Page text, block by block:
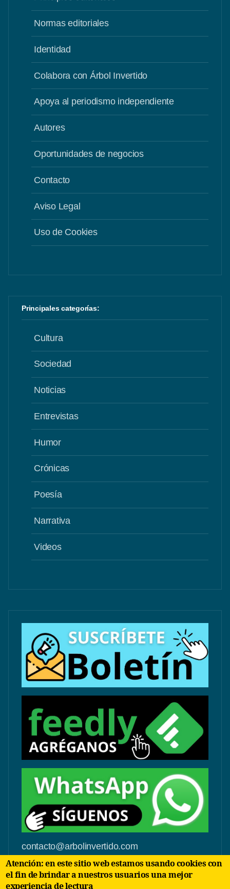
Normas editoriales
Identidad
Colabora con Árbol Invertido
Apoya al periodismo independiente
Autores
Oportunidades de negocios
Contacto
Aviso Legal
Uso de Cookies
Principales categorías:
Cultura
Sociedad
Noticias
Entrevistas
Humor
Crónicas
Poesía
Narrativa
Videos
contacto@arbolinvertido.com
Sólo temas comerciales:
negocios@arbolinvertido.com
Atención: en este sitio web estamos usando cookies con
el fin de brindar a nuestros usuarios una mejor
experiencia de lectura